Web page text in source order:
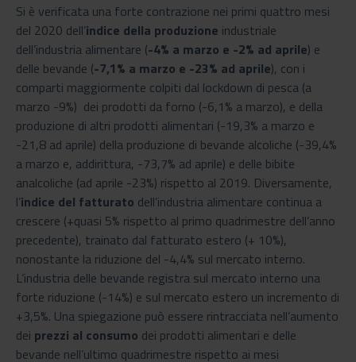
Si è verificata una forte contrazione nei primi quattro mesi
del 2020 dell’indice della pro­duzione industriale
dell’industria alimentare (-4% a marzo e -2% ad aprile) e
delle bevande (-7,1% a marzo e -23% ad aprile), con i
comparti maggiormente colpiti dal lockdown di pesca (a
marzo -9%) dei prodotti da forno (-6,1% a marzo), e della
produzione di altri prodotti alimentari (-19,3% a marzo e
-21,8 ad aprile) della produzione di bevande alcoliche (-39,4%
a marzo e, addirittura, -73,7% ad aprile) e delle bibite
analcoliche (ad aprile -23%) rispetto al 2019. Diversamente,
l’indice del fatturato dell’industria alimentare continua a
crescere (+quasi 5% rispetto al primo quadrimestre dell’anno
precedente), trainato dal fatturato estero (+ 10%),
nonostante la riduzione del -4,4% sul mercato interno.
L’industria delle bevande registra sul mercato in­terno una
forte riduzione (-14%) e sul mercato estero un incremento di
+3,5%. Una spiegazione può essere rintracciata nell’aumento
dei prezzi al consumo dei prodotti alimentari e delle
bevande nell’ultimo quadrimestre rispetto ai mesi